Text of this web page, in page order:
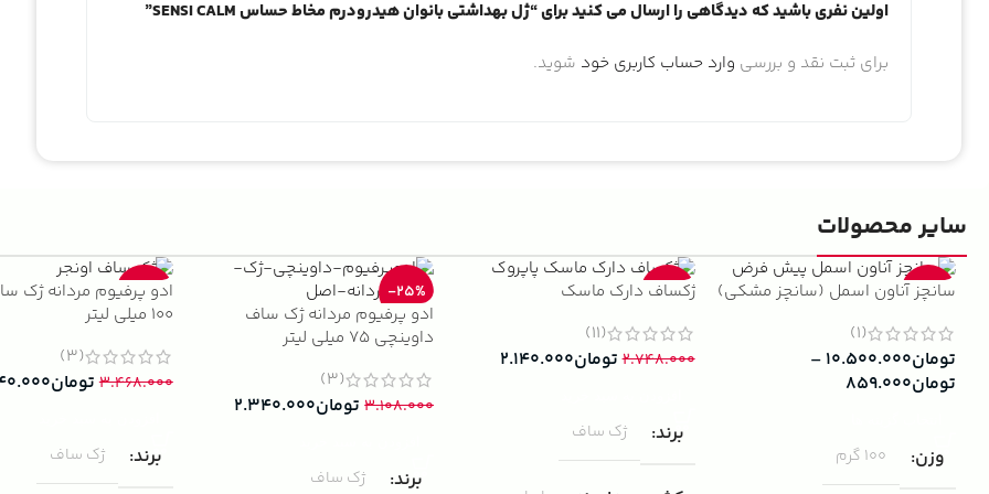
اولین نفری باشید که دیدگاهی را ارسال می کنید برای “ژل بهداشتی بانوان هیدرودرم مخاط حساس SENSI CALM”
برای ثبت نقد و بررسی وارد حساب کاربری خود شوید.
سایر محصولات
-13%
سانچز آناون اسمل (سانچز مشکی)
(1)
تومان۱۰.۵۰۰.۰۰۰ –
تومان۸۵۹.۰۰۰
وزن 100 گرم
-22%
ژکساف دارک ماسک
(11)
۲.۷۴۸.۰۰۰ تومان۲.۱۴۰.۰۰۰
برند ژک ساف
-25%
ادو پرفیوم مردانه ژک ساف
داوینچی 75 میلی لیتر
(3)
۳.۱۰۸.۰۰۰ تومان۲.۳۴۰.۰۰۰
برند ژک ساف
-33%
ادو پرفیوم مردانه ژک
100 میلی لیتر
(3)
۳.۴۶۸.۰۰۰ تومان
برند ژک ساف